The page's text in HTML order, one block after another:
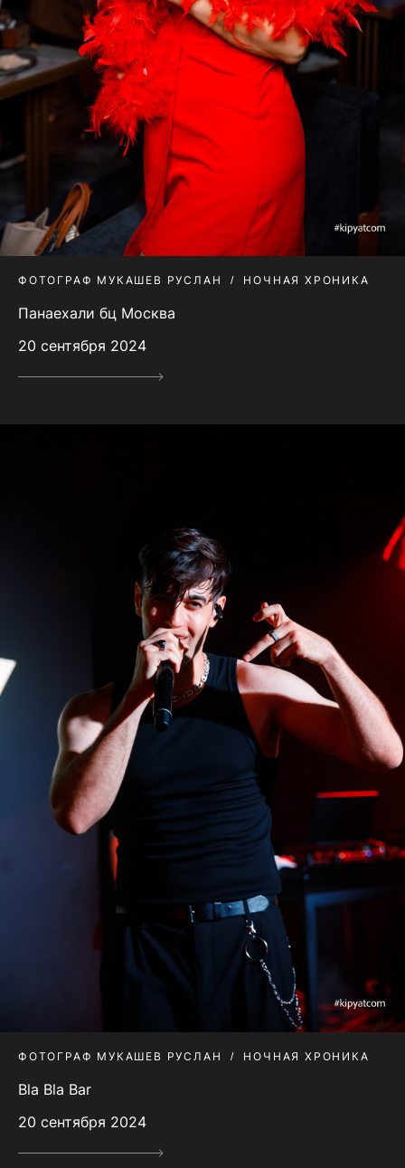
ФОТОГРАФ МУКАШЕВ РУСЛАН НОЧНАЯ ХРОНИКА
Панаехали бц Москва
20 сентября 2024
ФОТОГРАФ МУКАШЕВ РУСЛАН НОЧНАЯ ХРОНИКА
Bla Bla Bar
20 сентября 2024